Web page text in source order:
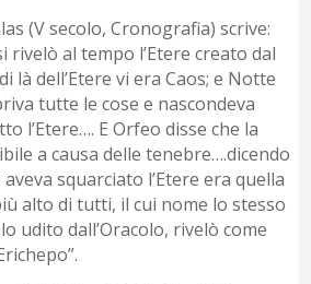
(V secolo, Cronografia) scrive:
rivelò al tempo l’Etere creato dal
là dell’Etere vi era Caos; e Notte
tutte le cose e nascondeva
l’Etere…. E Orfeo disse che la
a causa delle tenebre….dicendo
squarciato l’Etere era quella
alto di tutti, il cui nome lo stesso
udito dall’Oracolo, rivelò come